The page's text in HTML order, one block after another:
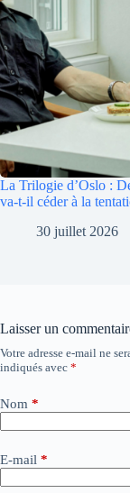
La Trilogie d’Oslo :
va-t-il céder à la
30 juillet 2026
Laisser un
Votre adresse e-mail ne
indiqués avec *
Nom *
E-mail *
A
l
e
n
t
i